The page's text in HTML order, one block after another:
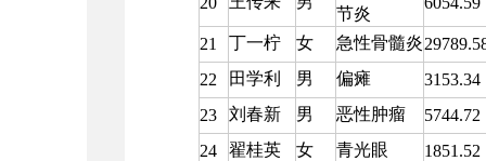
节炎
21 丁一柠 女 急性骨髓炎
22
田学利 男 偏瘫
3153.34
23
刘春新 男 恶性肿瘤
5744.72
24
翟桂英 女 青光眼
1851.52